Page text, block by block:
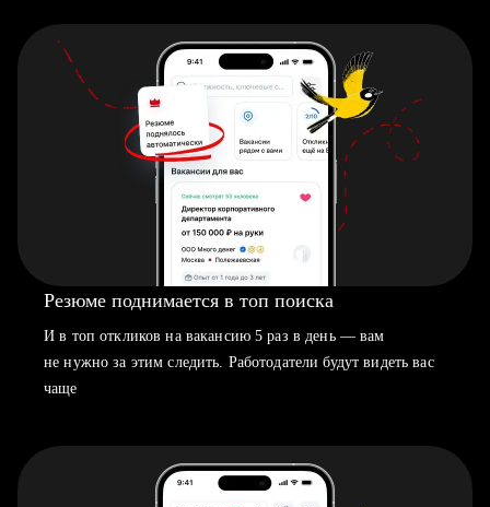
Резюме поднимается в топ поиска
И в топ откликов на вакансию 5 раз в день — вам
не нужно за этим следить. Работодатели будут видеть вас
чаще